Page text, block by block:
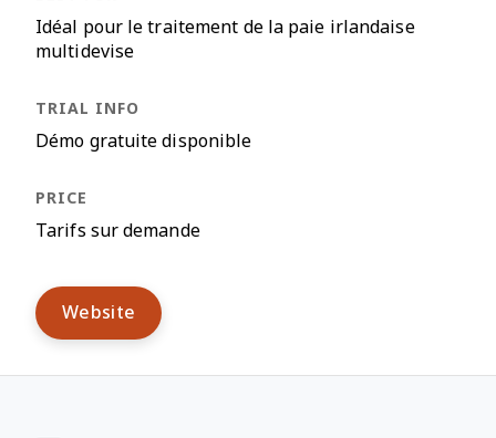
Idéal pour le traitement de la paie irlandaise
multidevise
Démo gratuite disponible
Tarifs sur demande
Website